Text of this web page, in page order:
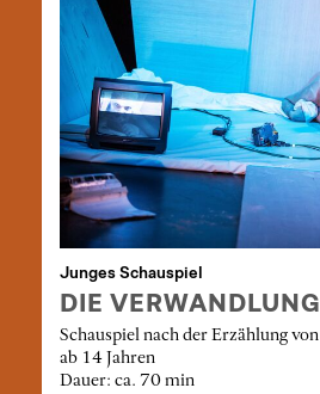
Junges Schauspiel
DIE VERWANDLUNG
Schauspiel nach der Erzählung
ab 14 Jahren
Dauer: ca. 70 min